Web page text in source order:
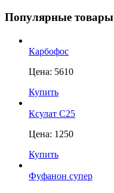
Популярные товары
Карбофос
Цена: 5610
Купить
Ксулат С25
Цена: 1250
Купить
Фуфанон супер